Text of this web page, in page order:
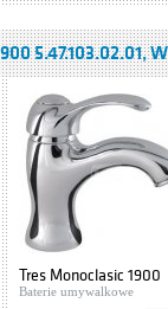
5.47.103.02.01,
Tres Monoclasic 1900
5.47.103.02.03
Baterie umywalkowe